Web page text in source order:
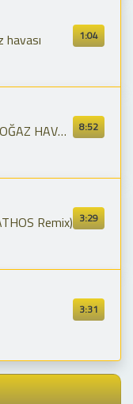
1:04
8:52
3:29
Remix)
3:31